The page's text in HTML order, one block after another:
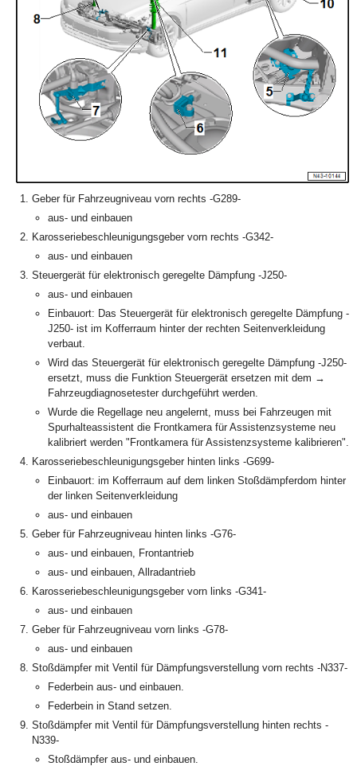
Geber für Fahrzeugniveau vorn rechts -G289-
aus- und einbauen
Karosseriebeschleunigungsgeber vorn rechts -G342-
aus- und einbauen
Steuergerät für elektronisch geregelte Dämpfung -J250-
aus- und einbauen
Einbauort: Das Steuergerät für elektronisch geregelte Dämpfung -
J250- ist im Kofferraum hinter der rechten Seitenverkleidung
verbaut.
Wird das Steuergerät für elektronisch geregelte Dämpfung -J250-
ersetzt, muss die Funktion Steuergerät ersetzen mit dem →
Fahrzeugdiagnosetester durchgeführt werden.
Wurde die Regellage neu angelernt, muss bei Fahrzeugen mit
Spurhalteassistent die Frontkamera für Assistenzsysteme neu
kalibriert werden "Frontkamera für Assistenzsysteme kalibrieren".
Karosseriebeschleunigungsgeber hinten links -G699-
Einbauort: im Kofferraum auf dem linken Stoßdämpferdom hinter
der linken Seitenverkleidung
aus- und einbauen
Geber für Fahrzeugniveau hinten links -G76-
aus- und einbauen, Frontantrieb
aus- und einbauen, Allradantrieb
Karosseriebeschleunigungsgeber vorn links -G341-
aus- und einbauen
Geber für Fahrzeugniveau vorn links -G78-
aus- und einbauen
Stoßdämpfer mit Ventil für Dämpfungsverstellung vorn rechts -N337-
Federbein aus- und einbauen.
Federbein in Stand setzen.
Stoßdämpfer mit Ventil für Dämpfungsverstellung hinten rechts -
N339-
Stoßdämpfer aus- und einbauen.